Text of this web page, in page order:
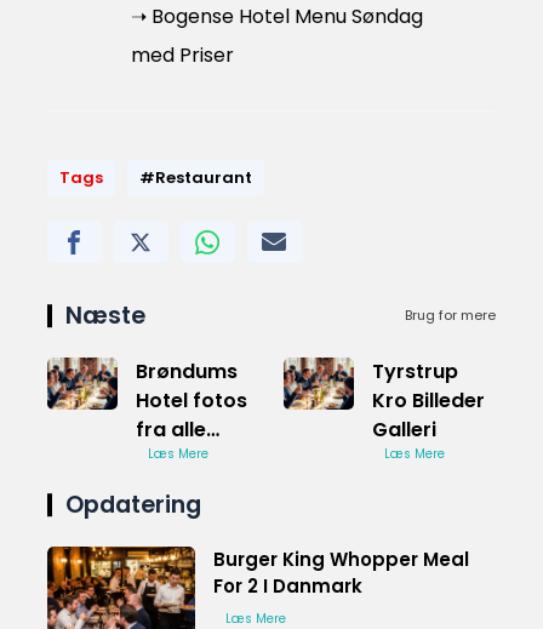
➝ Bogense Hotel Menu Søndag
med Priser
Tags #Restaurant
Næste Brug for mere
Brøndums
Hotel fotos
fra alle
vinkler
Læs Mere
Tyrstrup
Kro Billeder
Galleri
Læs Mere
Opdatering
Burger King Whopper Meal
For 2 I Danmark
Læs Mere